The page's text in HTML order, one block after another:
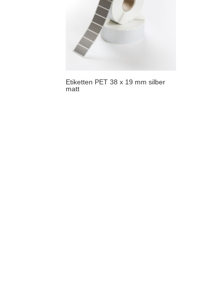
Etiketten PET 38 x 19 mm silber
matt